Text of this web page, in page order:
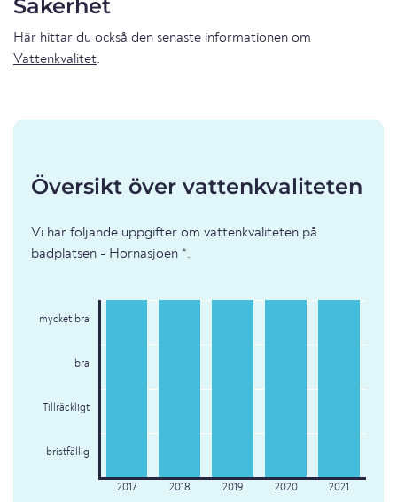
Säkerhet
Här hittar du också den senaste informationen om
Vattenkvalitet.
Översikt över vattenkvaliteten
Vi har följande uppgifter om vattenkvaliteten på
badplatsen - Hornasjoen *.
mycket bra
bra
Tillräckligt
bristfällig